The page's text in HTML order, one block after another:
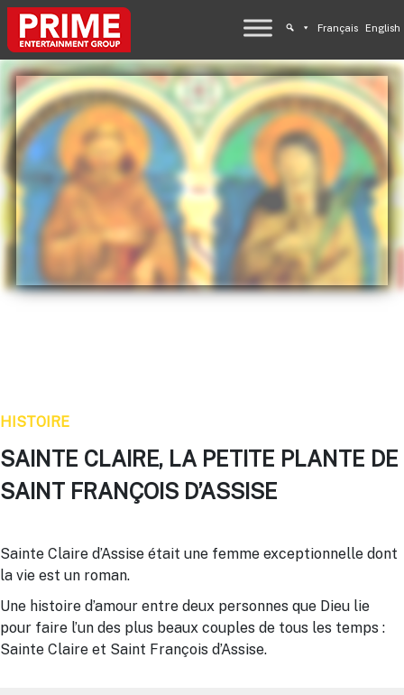
Français English
HISTOIRE
SAINTE CLAIRE, LA PETITE PLANTE DE
SAINT FRANÇOIS D’ASSISE
Sainte Claire d’Assise était une femme exceptionnelle dont
la vie est un roman.
Une histoire d’amour entre deux personnes que Dieu lie
pour faire l’un des plus beaux couples de tous les temps :
Sainte Claire et Saint François d’Assise.